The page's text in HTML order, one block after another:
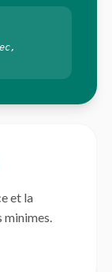
et la
minimes.